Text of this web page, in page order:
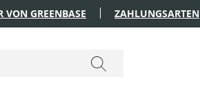
GREENBASE ZAHLUNGSARTEN